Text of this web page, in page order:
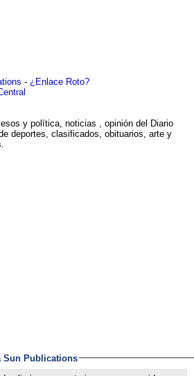
- ¿Enlace Roto?
y política, noticias , opinión del Diario
deportes, clasificados, obituarios, arte y
Sun Publications